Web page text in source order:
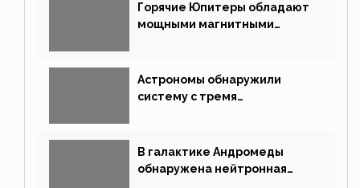
Горячие Юпитеры обладают
мощными магнитными
Астрономы обнаружили
систему с тремя
В галактике Андромеды
обнаружена нейтронная